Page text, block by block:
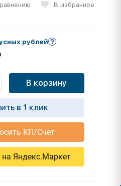
В избранное
рублей
В корзину
в 1 клик
КП/Счет
на Яндекс.Маркет